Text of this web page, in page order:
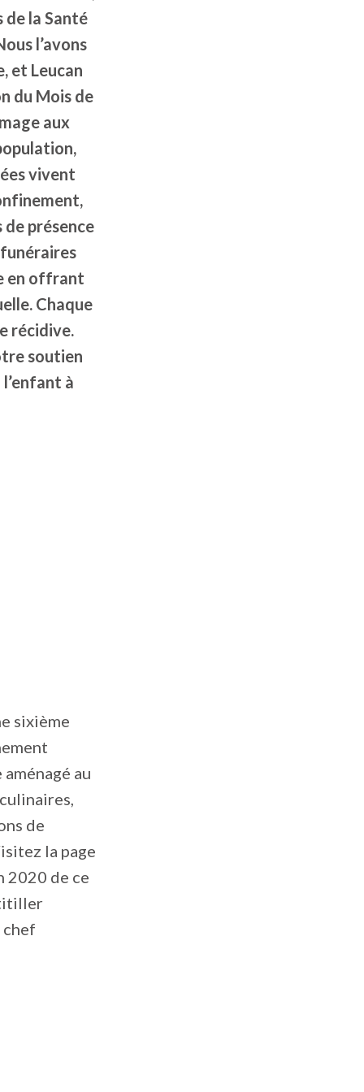
de la Santé
l’avons
et Leucan
du Mois de
aux
vivent
présence
en offrant
Chaque
récidive.
soutien
à
sixième
au
de
la page
2020 de ce
chef